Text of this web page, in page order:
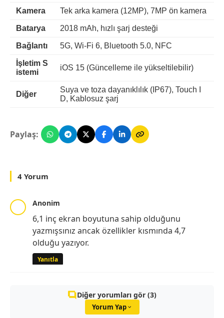
Kamera Tek arka kamera (12MP), 7MP ön kamera
Batarya 2018 mAh, hızlı şarj desteği
Bağlantı 5G, Wi-Fi 6, Bluetooth 5.0, NFC
İşletim S
istemi
iOS 15 (Güncelleme ile yükseltilebilir)
Diğer
Suya ve toza dayanıklılık (IP67), Touch I
D, Kablosuz şarj
Paylaş:
4 Yorum
Anonim
6,1 inç ekran boyutuna sahip olduğunu
yazmışsınız ancak özellikler kısmında 4,7
olduğu yazıyor.
Yanıtla
Diğer yorumları gör (3)
Yorum Yap